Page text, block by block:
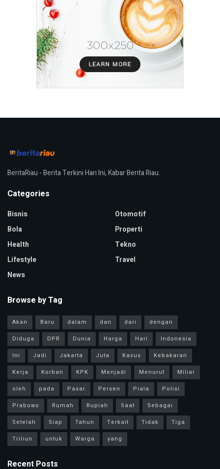
BeritaRiau - Berita Terkini Hari Ini, Kabar Berita Riau.
Categories
Bisnis
Bola
Health
Lifestyle
News
Otomotif
Properti
Tekno
Travel
Browse by Tag
Akan Baru dalam dan dari
dengan
Diduga
DPR Dunia Harga Hari
Indonesia
Ini
Jadi Jakarta Juta Kasus
Kebakaran
Kerja
Korban KPK Menjadi Menurut
Miliar
oleh
pada Pasar Persen Piala
Polisi
Prabowo
Rumah Rupiah Saat
Sebagai
Setelah
Siap Tahun Terkait Tidak
Tiga
Triliun
untuk Warga yang
Recent Posts